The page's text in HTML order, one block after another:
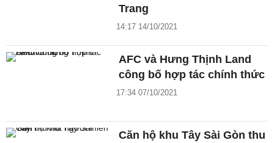
Trang
14:17 14/10/2021
AFC và Hưng Thịnh Land
công bố hợp tác chính thức
17:34 07/10/2021
Căn hộ khu Tây Sài Gòn thu